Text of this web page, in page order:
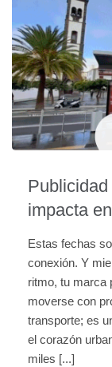
impacta
Estas fechas
conexión. Y
ritmo, tu marca
moverse con
transporte; es
el corazón
miles [...]